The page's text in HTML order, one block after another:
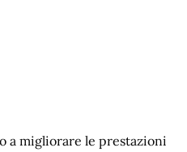
a migliorare le prestazioni